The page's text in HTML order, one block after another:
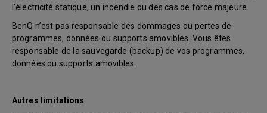
l’électricité statique, un incendie ou des cas de force majeure.
BenQ n’est pas responsable des dommages ou pertes de
programmes, données ou supports amovibles. Vous êtes
responsable de la sauvegarde (backup) de vos programmes,
données ou supports amovibles.
Autres limitations